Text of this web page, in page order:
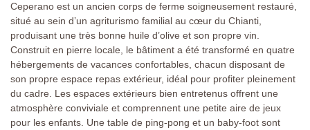
Ceperano est un ancien corps de ferme soigneusement restauré,
situé au sein d’un agriturismo familial au cœur du Chianti,
produisant une très bonne huile d’olive et son propre vin.
Construit en pierre locale, le bâtiment a été transformé en quatre
hébergements de vacances confortables, chacun disposant de
son propre espace repas extérieur, idéal pour profiter pleinement
du cadre. Les espaces extérieurs bien entretenus offrent une
atmosphère conviviale et comprennent une petite aire de jeux
pour les enfants. Une table de ping-pong et un baby-foot sont